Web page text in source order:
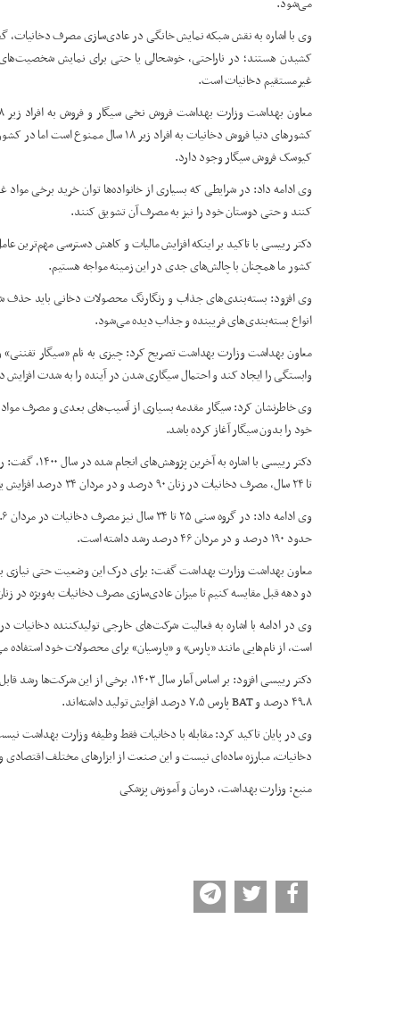
وی با اشاره به نقش شبکه نمایش خانگی در عادی‌سازی مصرف
کشیدن هستند؛ در ناراحتی، خوشحالی یا حتی برای نمایش شخصیت‌های
غیرمستقیم دخانیات است.
کشورهای دنیا فروش دخانیات به افراد
کیوسک فروش سیگار وجود دارد.
وی ادامه داد: در شرایطی که بسیاری از خانواده‌ها توان خرید برخی مواد
کنند و حتی دوستان خود را نیز به مصرف آن تشویق کنند.
دکتر رییسی با تاکید بر اینکه افزایش مالیات و کاهش دسترسی
کشور ما همچنان با چالش‌های جدی در این زمینه مواجه هستیم.
وی افزود: بسته‌بندی‌های جذاب و رنگارنگ محصولات دخانی باید حذف
انواع بسته‌بندی‌های فریبنده و جذاب دیده می‌شود.
معاون بهداشت وزارت بهداشت تصریح کرد: چیزی به نام «سیگار تفننی»
وابستگی را ایجاد کند و احتمال سیگاری شدن در آینده را به شدت افزایش
وی خاطرنشان کرد: سیگار مقدمه بسیاری از آسیب‌های بعدی و مصرف
خود را بدون سیگار آغاز کرده باشد.
تا ۲۴ سال، مصرف دخانیات در زنان ۹۰ درصد و در مردان ۳۴ درصد افزایش یافته است.
حدود ۱۹۰ درصد و در مردان ۴۶ درصد رشد داشته است.
معاون بهداشت وزارت بهداشت گفت: برای درک این وضعیت حتی نیازی به
دو دهه قبل مقایسه کنیم تا میزان عادی‌سازی مصرف دخانیات به‌ویژه در
است، از نام‌هایی مانند «پارس» و «پارسیان» برای محصولات خود
۴۹.۸ درصد و BAT پارس ۷.۵ درصد افزایش تولید داشته‌اند.
وی در پایان تاکید کرد: مقابله با دخانیات فقط وظیفه وزارت بهداشت
دخانیات، مبارزه ساده‌ای نیست و این صنعت از ابزارهای مختلف اقتصادی و
منبع: وزارت بهداشت، درمان و آموزش پزشکی